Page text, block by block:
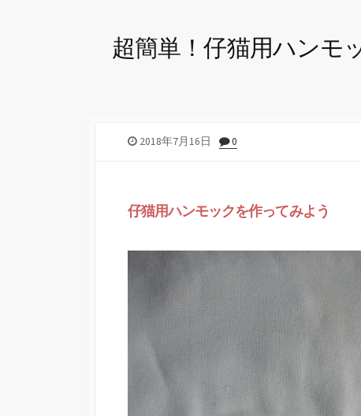
超簡単！仔猫用ハンモ
2018年7月16日 0
仔猫用ハンモックを作ってみよう